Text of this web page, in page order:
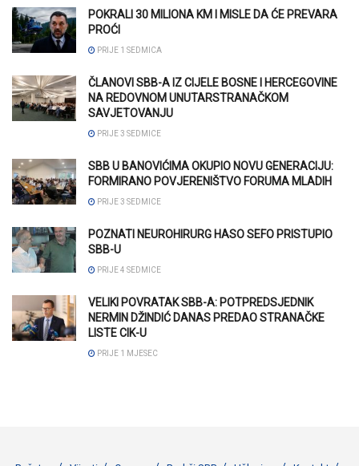
POKRALI 30 MILIONA KM I MISLE DA ĆE PREVARA
PROĆI
PRIJE 1 SEDMICA
ČLANOVI SBB-A IZ CIJELE BOSNE I HERCEGOVINE
NA REDOVNOM UNUTARSTRANAČKOM
SAVJETOVANJU
PRIJE 3 SEDMICE
SBB U BANOVIĆIMA OKUPIO NOVU GENERACIJU:
FORMIRANO POVJERENIŠTVO FORUMA MLADIH
PRIJE 3 SEDMICE
POZNATI NEUROHIRURG HASO SEFO PRISTUPIO
SBB-U
PRIJE 4 SEDMICE
VELIKI POVRATAK SBB-A: POTPREDSJEDNIK
NERMIN DŽINDIĆ DANAS PREDAO STRANAČKE
LISTE CIK-U
PRIJE 1 MJESEC